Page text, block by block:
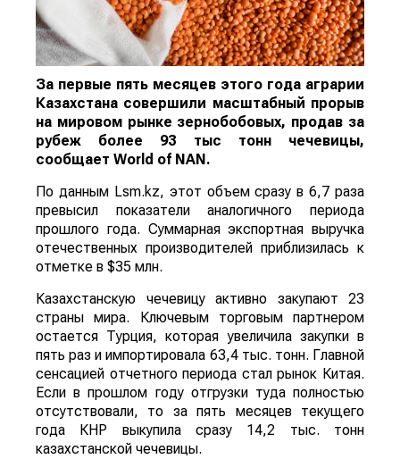
За первые пять месяцев этого года аграрии
Казахстана совершили масштабный прорыв
на мировом рынке зернобобовых, продав за
рубеж более 93 тыс тонн чечевицы,
сообщает World of NAN .
По данным Lsm.kz, этот объем сразу в 6,7 раза
превысил показатели аналогичного периода
прошлого года. Суммарная экспортная выручка
отечественных производителей приблизилась к
отметке в $35 млн.
Казахстанскую чечевицу активно закупают 23
страны мира. Ключевым торговым партнером
остается Турция, которая увеличила закупки в
пять раз и импортировала 63,4 тыс. тонн. Главной
сенсацией отчетного периода стал рынок Китая.
Если в прошлом году отгрузки туда полностью
отсутствовали, то за пять месяцев текущего
года КНР выкупила сразу 14,2 тыс. тонн
казахстанской чечевицы.